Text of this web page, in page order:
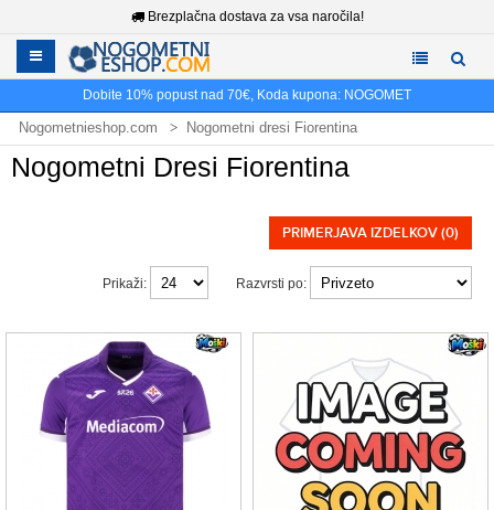
Brezplačna dostava za vsa naročila!
Dobite 10% popust nad 70€, Koda kupona: NOGOMET
Nogometnieshop.com Nogometni dresi Fiorentina
Nogometni Dresi Fiorentina
PRIMERJAVA IZDELKOV (0)
Razvrsti po:
Prikaži: